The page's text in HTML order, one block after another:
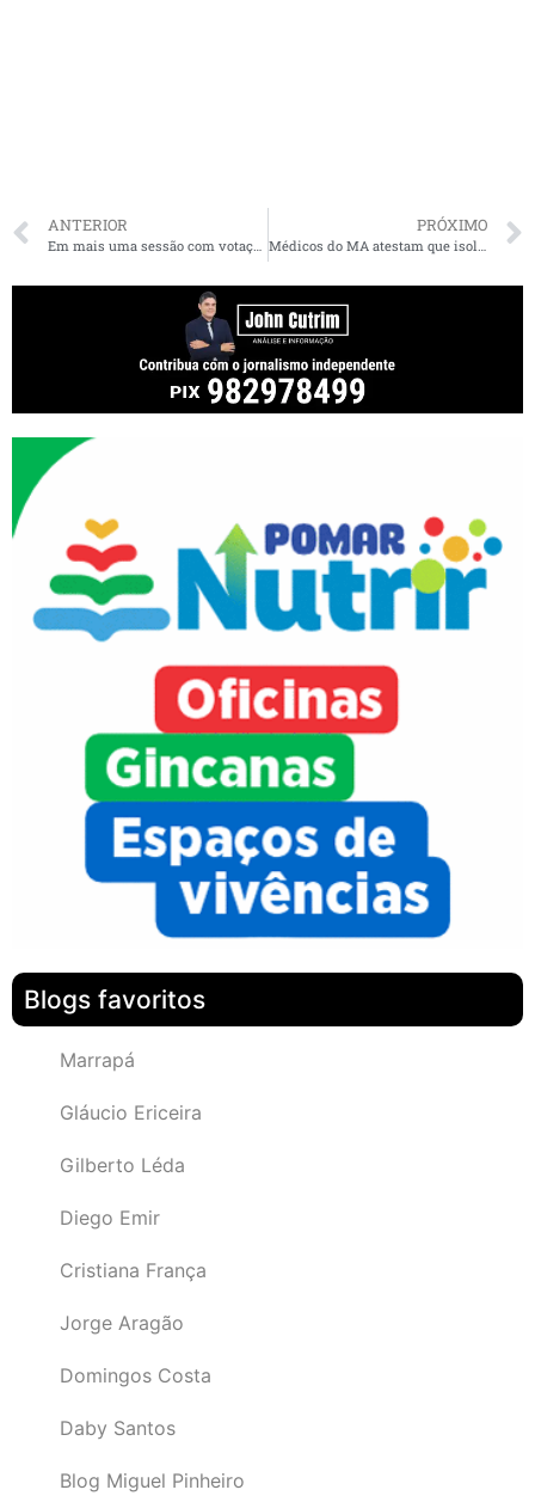
ANTERIOR
Em mais uma sessão com votação remota, Assembleia do MA aprova matérias urgentes contra a pandemia do novo coronavírus
PRÓXIMO
Médicos do MA atestam que isolamento social defendido por Flávio Dino é “único meio adequado” para conter avanço do coronavírus
Blogs favoritos
Marrapá
Gláucio Ericeira
Gilberto Léda
Diego Emir
Cristiana França
Jorge Aragão
Domingos Costa
Daby Santos
Blog Miguel Pinheiro